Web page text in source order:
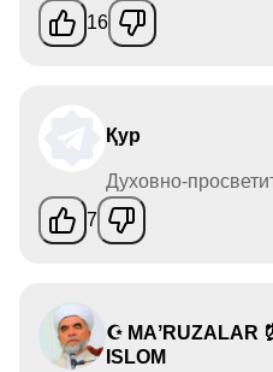
16
Қур
Духовно-
7
☪ MAʼRUZALAR
ISLOM